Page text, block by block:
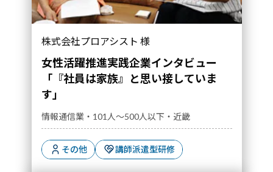
事例">
株式会社プロアシスト 様
女性活躍推進実践企業インタビュー
「『社員は家族』と思い接していま
す」
情報通信業・101人～500人以下・近畿
その他 講師派遣型研修